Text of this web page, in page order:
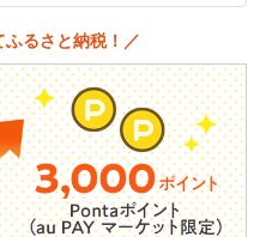
るさと納税！／